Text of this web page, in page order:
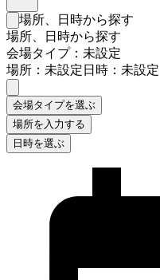
検索フォームを閉じる
場所、日時から探す
場所、日時から探す
会場タイプ：未設定
場所：未設定日時：未設定
会場タイプを選ぶ
場所を入力する
日時を選ぶ